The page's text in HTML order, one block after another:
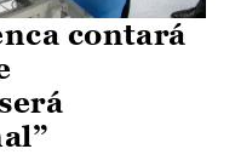
contará